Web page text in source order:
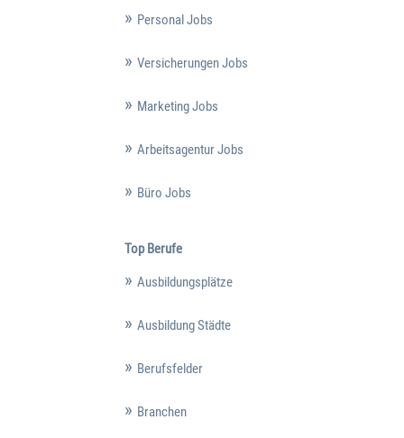
Personal Jobs
Versicherungen Jobs
Marketing Jobs
Arbeitsagentur Jobs
Büro Jobs
Top Berufe
Ausbildungsplätze
Ausbildung Städte
Berufsfelder
Branchen